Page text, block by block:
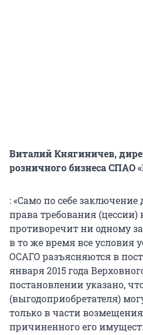
Виталий Княгиничев,
розничного бизнеса СПАО
: «Само по себе заключение
права требования (цессии)
противоречит ни одному
в то же время все условия
ОСАГО разъясняются в
января 2015 года
постановлении указано,
(выгодоприобретателя)
только в части
причиненного его